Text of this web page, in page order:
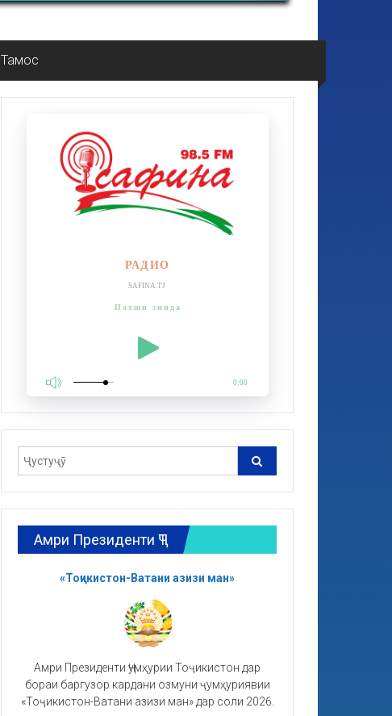
Тамос
РАДИО
SAFINA.TJ
Пахши зинда
0:00
Амри Президенти ҶТ
«Тоҷикистон-Ватани азизи ман»
Амри Президенти Ҷумҳурии Тоҷикистон дар
бораи баргузор кардани озмуни ҷумҳуриявии
«Тоҷикистон-Ватани азизи ман» дар соли 2026.